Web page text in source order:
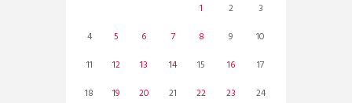
1 2
3
4
5 6 7 8 9
10
11
12 13 14 15 16
17
18
19 20 21 22 23
24